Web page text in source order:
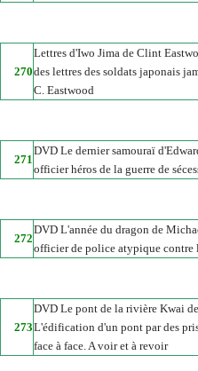
270
Lettres d'Iwo Jima de Clint
des lettres des soldats japonais
C. Eastwood
271
DVD Le dernier samouraï
officier héros de la guerre de
272
DVD L'année du dragon de
officier de police atypique contre
273
DVD Le pont de la rivière Kwai
L'édification d'un pont par des
face à face. A voir et à revoir